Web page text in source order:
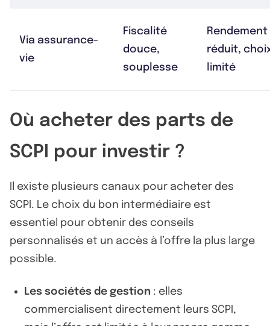
Via assurance-
vie
Fiscalité
douce,
souplesse
Rendement
réduit,
limité
Où acheter des parts de
SCPI pour investir ?
Il existe plusieurs canaux pour acheter des
SCPI. Le choix du bon intermédiaire est
essentiel pour obtenir des conseils
personnalisés et un accès à l’offre la plus large
possible.
Les sociétés de gestion : elles
commercialisent directement leurs SCPI,